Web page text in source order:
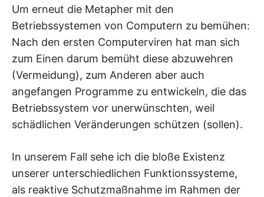
Um erneut die Metapher mit den
Betriebssystemen von Computern zu bemühen:
Nach den ersten Computerviren hat man sich
zum Einen darum bemüht diese abzuwehren
(Vermeidung), zum Anderen aber auch
angefangen Programme zu entwickeln, die das
Betriebssystem vor unerwünschten, weil
schädlichen Veränderungen schützen (sollen).
In unserem Fall sehe ich die bloße Existenz
unserer unterschiedlichen Funktionssysteme,
als reaktive Schutzmaßnahme im Rahmen der